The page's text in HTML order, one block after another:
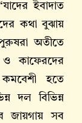
ইবাদাত
কথা বুঝায়
অতীতে
কাফেরদের
হতে
দল বিভিন্ন
জায়গায় সব